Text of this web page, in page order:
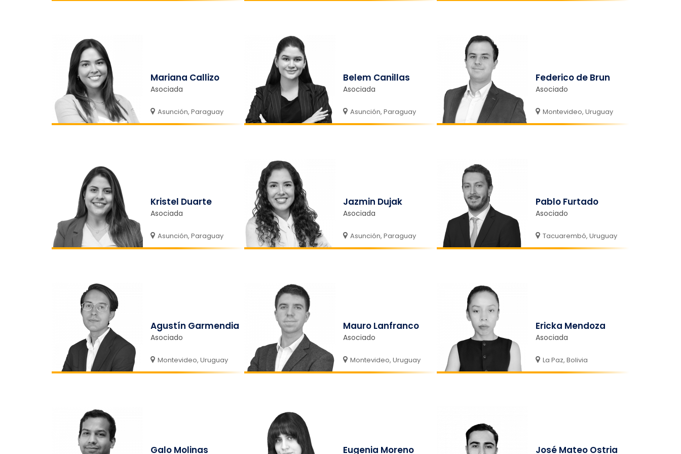
Mariana Callizo
Asociada
Asunción, Paraguay
Belem Canillas
Asociada
Asunción, Paraguay
Federico de Brun
Asociado
Montevideo, Uruguay
Kristel Duarte
Asociada
Asunción, Paraguay
Jazmin Dujak
Asociada
Asunción, Paraguay
Pablo Furtado
Asociado
Tacuarembó, Uruguay
Agustín Garmendia
Asociado
Montevideo, Uruguay
Mauro Lanfranco
Asociado
Montevideo, Uruguay
Ericka Mendoza
Asociada
La Paz, Bolivia
Galo Molinas Eugenia Moreno José Mateo Ostria